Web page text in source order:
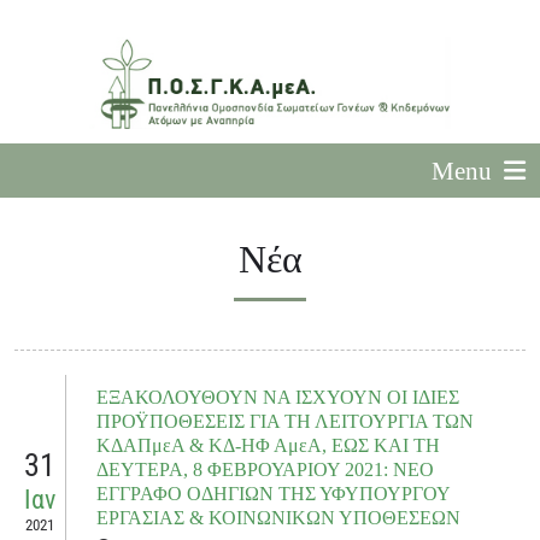
Menu
Νέα
31
Ιαν
2021
ΕΞΑΚΟΛΟΥΘΟΥΝ ΝΑ ΙΣΧΥΟΥΝ ΟΙ ΙΔΙΕΣ
ΠΡΟΫΠΟΘΕΣΕΙΣ ΓΙΑ ΤΗ ΛΕΙΤΟΥΡΓΙΑ ΤΩΝ
ΚΔΑΠμεΑ & ΚΔ-ΗΦ ΑμεΑ, ΕΩΣ ΚΑΙ ΤΗ
ΔΕΥΤΕΡΑ, 8 ΦΕΒΡΟΥΑΡΙΟΥ 2021: ΝΕΟ
ΕΓΓΡΑΦΟ ΟΔΗΓΙΩΝ ΤΗΣ ΥΦΥΠΟΥΡΓΟΥ
ΕΡΓΑΣΙΑΣ & ΚΟΙΝΩΝΙΚΩΝ ΥΠΟΘΕΣΕΩΝ